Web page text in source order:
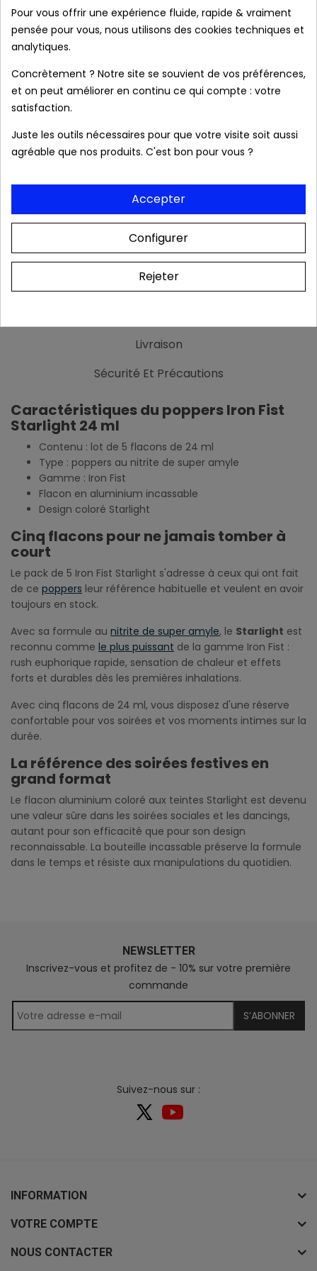
Produits authentiques au meilleur prix
Livraison rapide 24/48h
métropolitaine).
Colis & relevé bancaire neutres. Aucune mention
de notre boutique
Description
Livraison
Sécurité Et Précautions
Caractéristiques du poppers Iron Fist
Starlight 24 ml
Contenu : lot de 5 flacons de 24 ml
Type : poppers au nitrite de super amyle
Gamme : Iron Fist
Flacon en aluminium incassable
Design coloré Starlight
Cinq flacons pour ne jamais tomber à
court
Le pack de 5 Iron Fist Starlight s'adresse à ceux qui ont fait
de ce poppers leur référence habituelle et veulent en avoir
toujours en stock.
Avec sa formule au nitrite de super amyle, le Starlight est
reconnu comme le plus puissant de la gamme Iron Fist :
rush euphorique rapide, sensation de chaleur et effets
forts et durables dès les premières inhalations.
Avec cinq flacons de 24 ml, vous disposez d'une réserve
confortable pour vos soirées et vos moments intimes sur la
durée.
La référence des soirées festives en
grand format
Le flacon aluminium coloré aux teintes Starlight est devenu
une valeur sûre dans les soirées sociales et les dancings,
autant pour son efficacité que pour son design
reconnaissable. La bouteille incassable préserve la formule
dans le temps et résiste aux manipulations du quotidien.
NEWSLETTER
Inscrivez-vous et profitez de - 10% sur votre première
commande
S’ABONNER
Suivez-nous sur :
INFORMATION
VOTRE COMPTE
NOUS CONTACTER
Pour vous offrir une expérience fluide, rapide & vraiment
pensée pour vous, nous utilisons des cookies techniques et
analytiques.
Concrètement ? Notre site se souvient de vos préférences,
et on peut améliorer en continu ce qui compte : votre
satisfaction.
Juste les outils nécessaires pour que votre visite soit aussi
agréable que nos produits. C'est bon pour vous ?
Accepter
Configurer
Rejeter